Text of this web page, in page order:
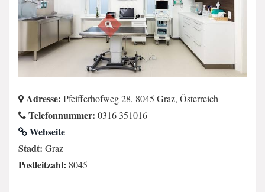
Adresse: Pfeifferhofweg 28, 8045 Graz, Österreich
Telefonnummer: 0316 351016
Webseite
Stadt: Graz
Postleitzahl: 8045